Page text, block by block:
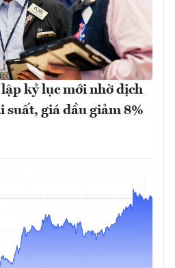
kỷ lục mới nhờ dịch
suất, giá dầu giảm 8%